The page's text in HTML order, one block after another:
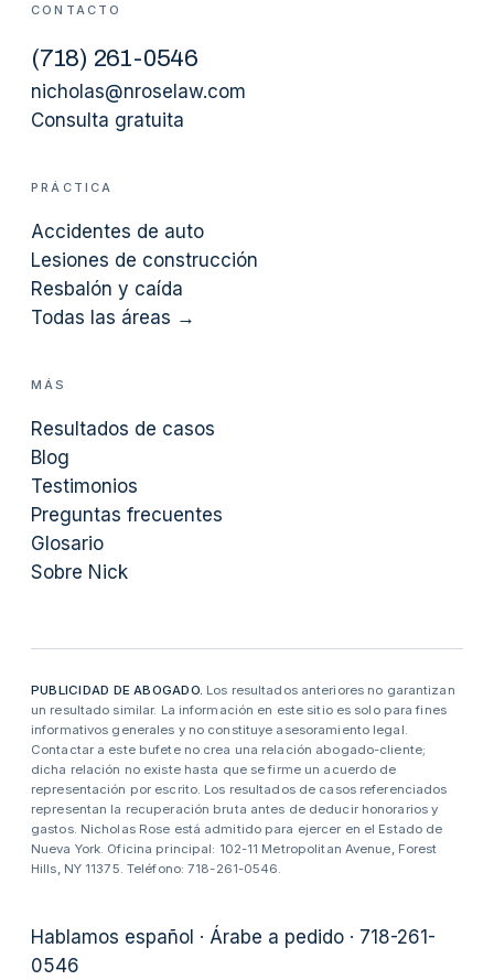
CONTACTO
(718) 261-0546
nicholas@nroselaw.com
Consulta gratuita
PRÁCTICA
Accidentes de auto
Lesiones de construcción
Resbalón y caída
Todas las áreas →
MÁS
Resultados de casos
Blog
Testimonios
Preguntas frecuentes
Glosario
Sobre Nick
PUBLICIDAD DE ABOGADO. Los resultados anteriores no garantizan
un resultado similar. La información en este sitio es solo para fines
informativos generales y no constituye asesoramiento legal.
Contactar a este bufete no crea una relación abogado-cliente;
dicha relación no existe hasta que se firme un acuerdo de
representación por escrito. Los resultados de casos referenciados
representan la recuperación bruta antes de deducir honorarios y
gastos. Nicholas Rose está admitido para ejercer en el Estado de
Nueva York. Oficina principal: 102-11 Metropolitan Avenue, Forest
Hills, NY 11375. Teléfono: 718-261-0546.
Hablamos español · Árabe a pedido · 718-261-
0546